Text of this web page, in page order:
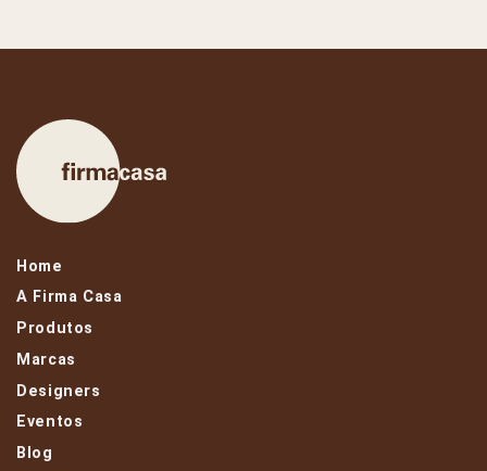
Home
A Firma Casa
Produtos
Marcas
Designers
Eventos
Blog